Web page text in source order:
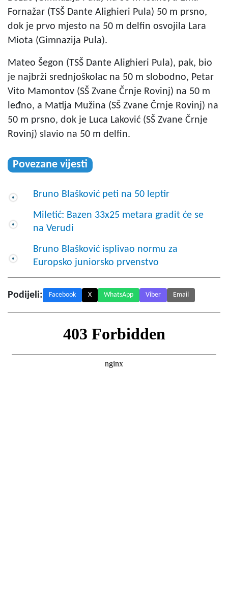
Fornažar (TSŠ Dante Alighieri Pula) 50 m prsno,
dok je prvo mjesto na 50 m delfin osvojila Lara
Miota (Gimnazija Pula).
Mateo Šegon (TSŠ Dante Alighieri Pula), pak, bio
je najbrži srednjoškolac na 50 m slobodno, Petar
Vito Mamontov (SŠ Zvane Črnje Rovinj) na 50 m
leđno, a Matija Mužina (SŠ Zvane Črnje Rovinj) na
50 m prsno, dok je Luca Laković (SŠ Zvane Črnje
Rovinj) slavio na 50 m delfin.
Povezane vijesti
Bruno Blašković peti na 50 leptir
Miletić: Bazen 33x25 metara gradit će se
na Verudi
Bruno Blašković isplivao normu za
Europsko juniorsko prvenstvo
Podijeli: Facebook X WhatsApp Viber Email